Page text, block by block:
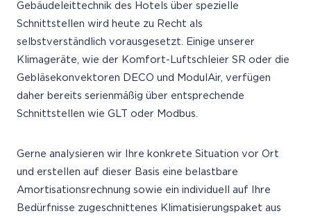
Gebäudeleittechnik des Hotels über spezielle
Schnittstellen wird heute zu Recht als
selbstverständlich vorausgesetzt. Einige unserer
Klimageräte, wie der Komfort-Luftschleier SR oder die
Gebläsekonvektoren DECO und ModulAir, verfügen
daher bereits serienmäßig über entsprechende
Schnittstellen wie GLT oder Modbus.
Gerne analysieren wir Ihre konkrete Situation vor Ort
und erstellen auf dieser Basis eine belastbare
Amortisationsrechnung sowie ein individuell auf Ihre
Bedürfnisse zugeschnittenes Klimatisierungspaket aus